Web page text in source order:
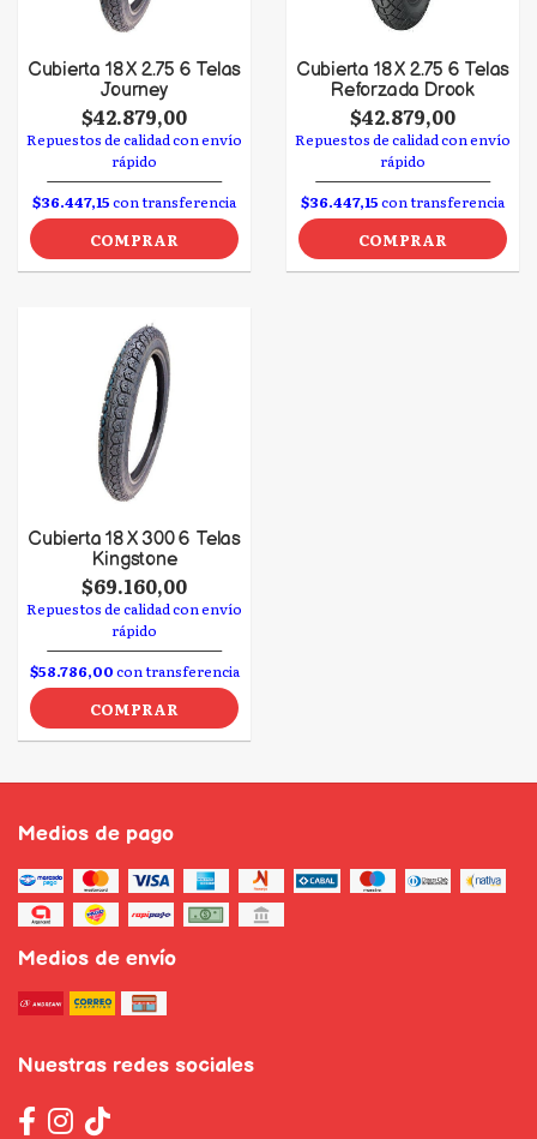
Cubierta 18 X 2.75 6 Telas
Journey
$42.879,00
Repuestos de calidad con envío
rápido
$36.447,15con transferencia
COMPRAR
Cubierta 18 X 2.75 6 Telas
Reforzada Drook
$42.879,00
Repuestos de calidad con envío
rápido
$36.447,15con transferencia
COMPRAR
Cubierta 18 X 300 6 Telas
Kingstone
$69.160,00
Repuestos de calidad con envío
rápido
$58.786,00con transferencia
COMPRAR
Medios de pago
Medios de envío
Nuestras redes sociales